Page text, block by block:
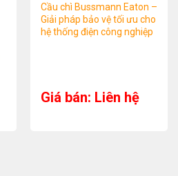
Cầu chì Bussmann Eaton –
Giải pháp bảo vệ tối ưu cho
hệ thống điện công nghiệp
Giá bán: Liên hệ